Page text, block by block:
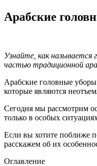
Арабские
Узнайте, как называется
частью традиционной
Арабские головные
которые являются
Сегодня мы рассмотрим
только в особых
Если вы хотите поближе
расскажем об их
Оглавление